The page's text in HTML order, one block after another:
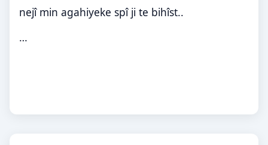
nejî min agahiyeke spî ji te bihîst..
…